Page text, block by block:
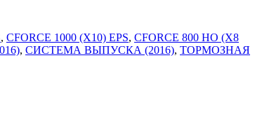
, CFORCE 1000 (X10) EPS, CFORCE 800 HO (X8
, СИСТЕМА ВЫПУСКА (2016), ТОРМОЗНАЯ